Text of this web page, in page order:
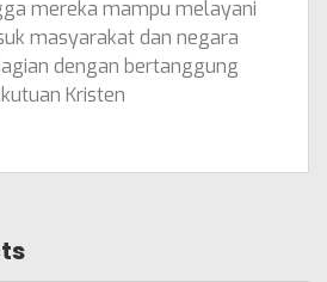
mereka mampu melayani
masyarakat dan negara
dengan bertanggung
Kristen